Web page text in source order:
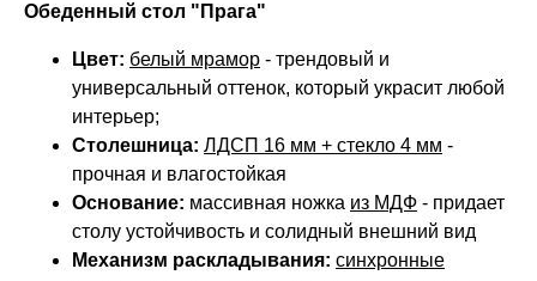
Обеденный стол "Прага"
Цвет: белый мрамор - трендовый и
универсальный оттенок, который украсит любой
интерьер;
Столешница: ЛДСП 16 мм + стекло 4 мм -
прочная и влагостойкая
Основание: массивная ножка из МДФ - придает
столу устойчивость и солидный внешний вид
Механизм раскладывания: синхронные